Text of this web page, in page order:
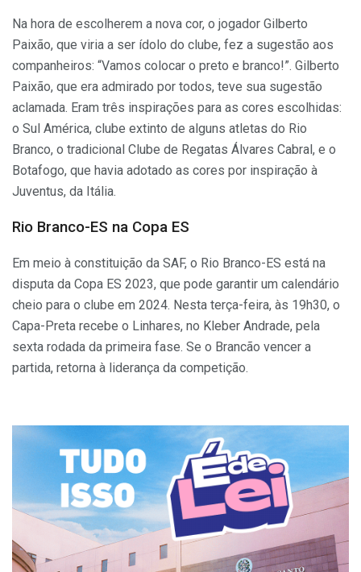
Na hora de escolherem a nova cor, o jogador Gilberto
Paixão, que viria a ser ídolo do clube, fez a sugestão aos
companheiros: “Vamos colocar o preto e branco!”. Gilberto
Paixão, que era admirado por todos, teve sua sugestão
aclamada. Eram três inspirações para as cores escolhidas:
o Sul América, clube extinto de alguns atletas do Rio
Branco, o tradicional Clube de Regatas Álvares Cabral, e o
Botafogo, que havia adotado as cores por inspiração à
Juventus, da Itália.
Rio Branco-ES na Copa ES
Em meio à constituição da SAF, o Rio Branco-ES está na
disputa da Copa ES 2023, que pode garantir um calendário
cheio para o clube em 2024. Nesta terça-feira, às 19h30, o
Capa-Preta recebe o Linhares, no Kleber Andrade, pela
sexta rodada da primeira fase. Se o Brancão vencer a
partida, retorna à liderança da competição.